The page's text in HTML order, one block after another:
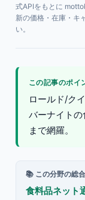
式APIをもとに
新の価格・在庫・キ
い。
この記事のポイ
ロールド/ク
バーナイト
まで網羅。
📚 この分野の総
食料品ネット